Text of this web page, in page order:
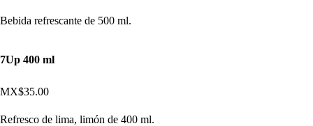
Bebida refrescante de 500 ml.
7Up 400 ml
MX$35.00
Refresco de lima, limón de 400 ml.